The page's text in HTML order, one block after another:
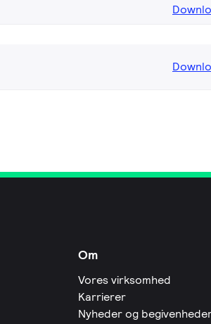
Om
Vores virksomhed
Karrierer
Nyheder og